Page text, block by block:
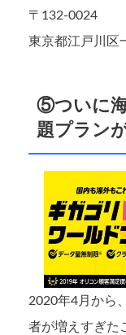
〒132-0024
東京都江戸川区
⑤ついに
題プラン
2020年4月から
者が増えすぎた